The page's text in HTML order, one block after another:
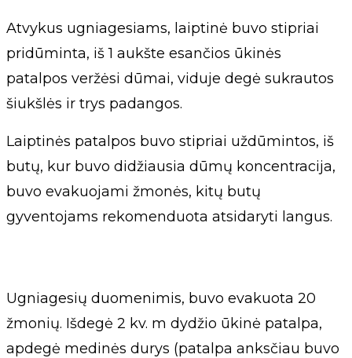
Atvykus ugniagesiams, laiptinė buvo stipriai
pridūminta, iš 1 aukšte esančios ūkinės
patalpos veržėsi dūmai, viduje degė sukrautos
šiukšlės ir trys padangos.
Laiptinės patalpos buvo stipriai uždūmintos, iš
butų, kur buvo didžiausia dūmų koncentracija,
buvo evakuojami žmonės, kitų butų
gyventojams rekomenduota atsidaryti langus.
Ugniagesių duomenimis, buvo evakuota 20
žmonių. Išdegė 2 kv. m dydžio ūkinė patalpa,
apdegė medinės durys (patalpa anksčiau buvo